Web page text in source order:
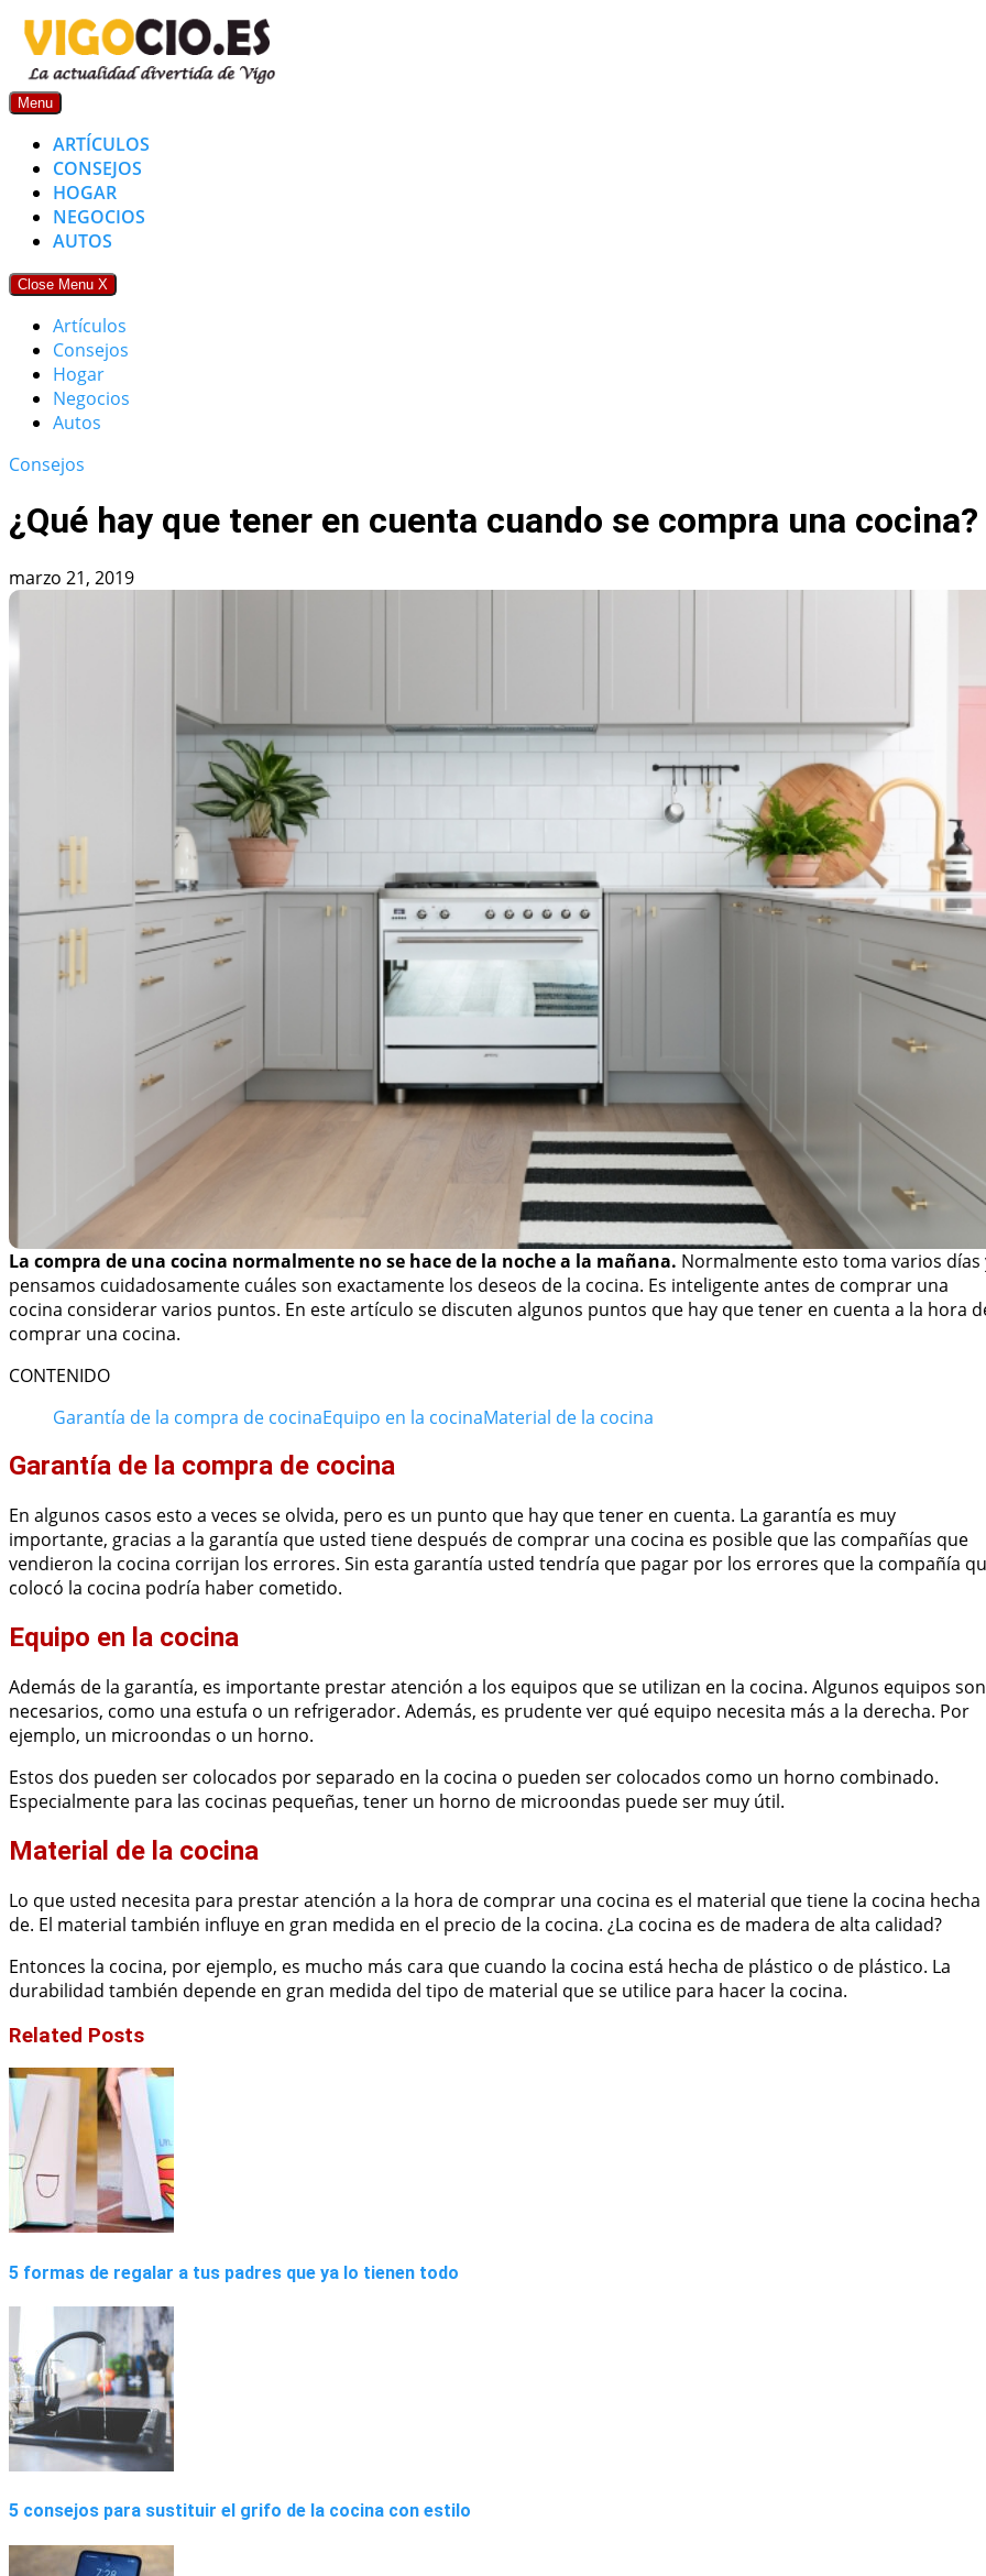
Skip
content
Menu
ARTÍCULOS
CONSEJOS
HOGAR
NEGOCIOS
AUTOS
Close Menu X
Artículos
Consejos
Hogar
Negocios
Autos
Consejos
¿Qué hay que tener en cuenta cuando se compra una cocina?
marzo 21, 2019
La compra de una cocina normalmente no se hace de la noche a la mañana. Normalmente esto toma varios días
pensamos cuidadosamente cuáles son exactamente los deseos de la cocina. Es inteligente antes de comprar una
cocina considerar varios puntos. En este artículo se discuten algunos puntos que hay que tener en cuenta a la hora
comprar una cocina.
CONTENIDO
Garantía de la compra de cocinaEquipo en la cocinaMaterial de la cocina
Garantía de la compra de cocina
En algunos casos esto a veces se olvida, pero es un punto que hay que tener en cuenta. La garantía es muy
importante, gracias a la garantía que usted tiene después de comprar una cocina es posible que las compañías que
vendieron la cocina corrijan los errores. Sin esta garantía usted tendría que pagar por los errores que la compañía
colocó la cocina podría haber cometido.
Equipo en la cocina
Además de la garantía, es importante prestar atención a los equipos que se utilizan en la cocina. Algunos equipos son
necesarios, como una estufa o un refrigerador. Además, es prudente ver qué equipo necesita más a la derecha. Por
ejemplo, un microondas o un horno.
Estos dos pueden ser colocados por separado en la cocina o pueden ser colocados como un horno combinado.
Especialmente para las cocinas pequeñas, tener un horno de microondas puede ser muy útil.
Material de la cocina
Lo que usted necesita para prestar atención a la hora de comprar una cocina es el material que tiene la cocina hecha
de. El material también influye en gran medida en el precio de la cocina. ¿La cocina es de madera de alta calidad?
Entonces la cocina, por ejemplo, es mucho más cara que cuando la cocina está hecha de plástico o de plástico. La
durabilidad también depende en gran medida del tipo de material que se utilice para hacer la cocina.
Related Posts
5 formas de regalar a tus padres que ya lo tienen todo
5 consejos para sustituir el grifo de la cocina con estilo